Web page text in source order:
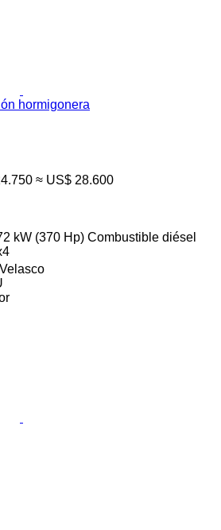
hormigonera
≈ US$ 28.600
kW (370 Hp) Combustible diésel